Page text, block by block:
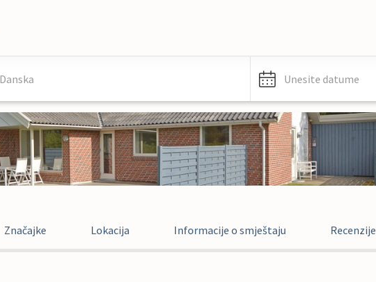
Unesite datume
Značajke Lokacija Informacije o smještaju Recenzije